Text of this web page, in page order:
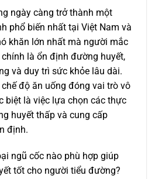
ngày càng trở thành một
phổ biến nhất tại Việt Nam và
khăn lớn nhất mà người mắc
là ổn định đường huyết,
và duy trì sức khỏe lâu dài.
độ ăn uống đóng vai trò vô
biệt là việc lựa chọn các thực
huyết thấp và cung cấp
định.
ngũ cốc nào phù hợp giúp
tốt cho người tiểu đường?